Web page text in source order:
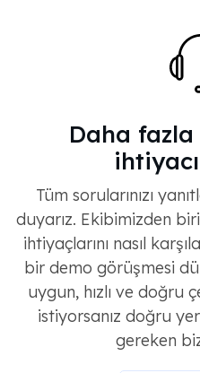
Daha fazla
Tüm sorularınızı
duyarız. Ekibimizden
ihtiyaçlarını nasıl
bir demo görüşmesi
uygun, hızlı ve doğru
istiyorsanız doğru
gereken